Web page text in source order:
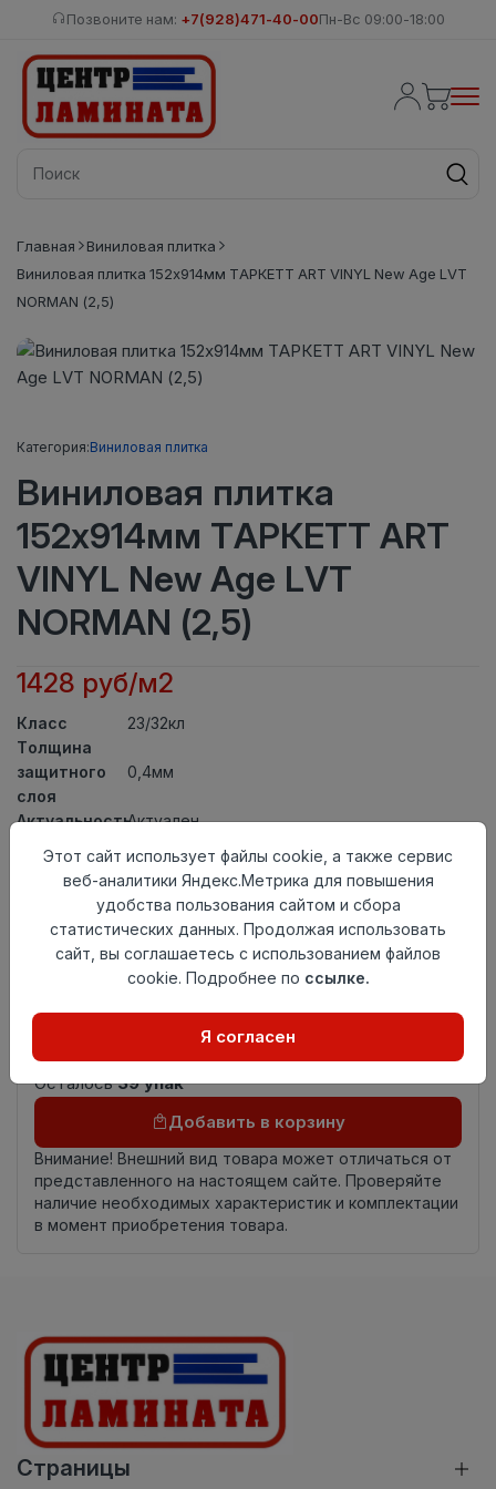
Позвоните нам: +7(928)471-40-00Пн-Вс 09:00-18:00
Главная
Виниловая плитка
Виниловая плитка 152x914мм ТАРКЕТТ ART VINYL New Age LVT
NORMAN (2,5)
Категория:Виниловая плитка
Виниловая плитка
152x914мм ТАРКЕТТ ART
VINYL New Age LVT
NORMAN (2,5)
1428 руб/м2
Класс
23/32кл
Толщина
защитного
слоя
0,4мм
АктуальностьАктуален
152x914мм
Теплый пол
На клей
Страна
Осталось39 упак
Добавить в корзину
Внимание! Внешний вид товара может отличаться от
представленного на настоящем сайте. Проверяйте
наличие необходимых характеристик и комплектации
в момент приобретения товара.
Страницы
Этот сайт использует файлы cookie, а также сервис
веб-аналитики Яндекс.Метрика для повышения
удобства пользования сайтом и сбора
статистических данных. Продолжая использовать
сайт, вы соглашаетесь с использованием файлов
cookie. Подробнее по ссылке.
Я согласен